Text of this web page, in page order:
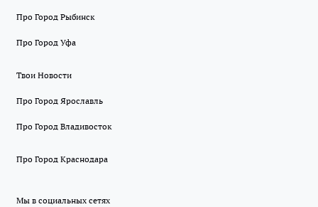
Про Город Рыбинск
Про Город Уфа
Твои Новости
Про Город Ярославль
Про Город Владивосток
Про Город Краснодара
Мы в социальных сетях